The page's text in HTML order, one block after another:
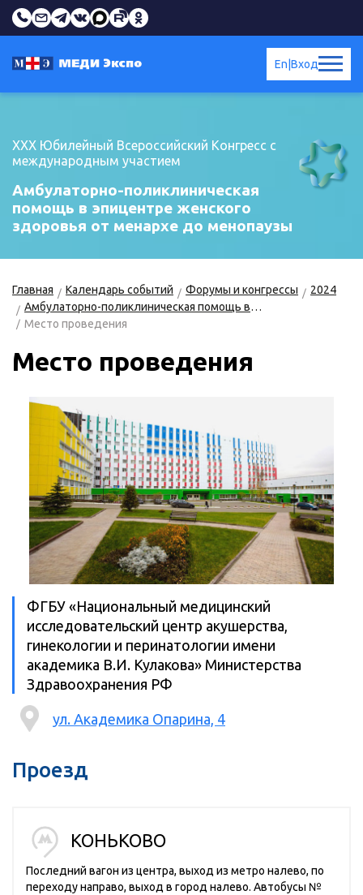
Вход
En
XXX Юбилейный Всероссийский Конгресс c
международным участием
Амбулаторно-поликлиническая
помощь в эпицентре женского
здоровья от менархе до менопаузы
Главная Календарь событий Форумы и конгрессы
2024
Амбулаторно-поликлиническая помощь в эпицентре женского здоровья от менархе до менопаузы. XXX Юбилейный Всероссийский Конгресс c международным участием
Место проведения
Место проведения
ФГБУ «Национальный медицинский
исследовательский центр акушерства,
гинекологии и перинатологии имени
академика В.И. Кулакова» Министерства
Здравоохранения РФ
ул. Академика Опарина, 4
Проезд
КОНЬКОВО
Последний вагон из центра, выход из метро налево, по
переходу направо, выход в город налево. Автобусы №